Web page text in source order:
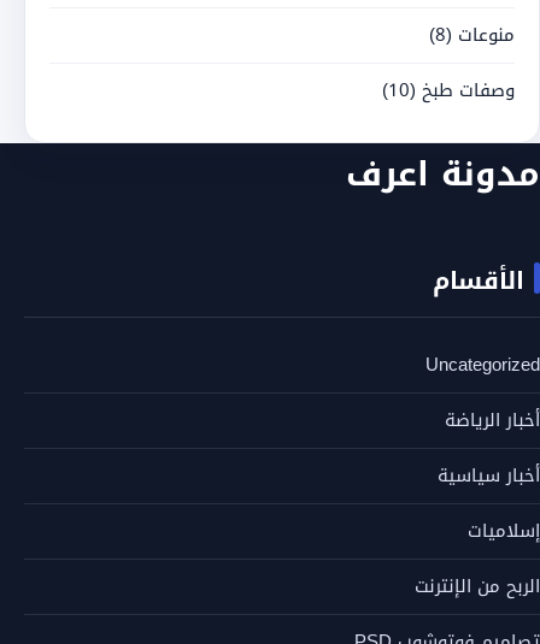
منوعات (8)
وصفات طبخ (10)
مدونة اعرف
الأقسام
Uncategorized
أخبار الرياضة
أخبار سياسية
إسلاميات
الربح من الإنترنت